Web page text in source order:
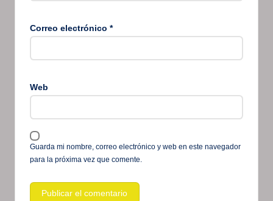
Correo electrónico *
Web
Guarda mi nombre, correo electrónico y web en este navegador
para la próxima vez que comente.